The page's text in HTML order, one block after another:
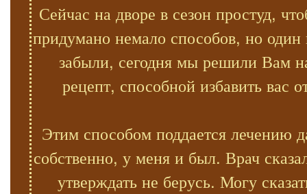
Сейчас на дворе в сезон простуд,
придумано немало способов, но
забыли, сегодня мы решили Вам
рецепт, способной избавить вас
Этим способом поддается лечению
собственно, у меня и был. Врач
утверждать не берусь. Могу